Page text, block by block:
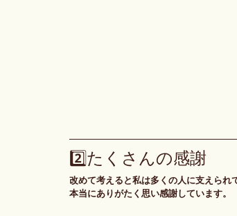
2️⃣たくさんの感謝
改めて考えると私は多くの人に支えられ
本当にありがたく思い感謝しています。